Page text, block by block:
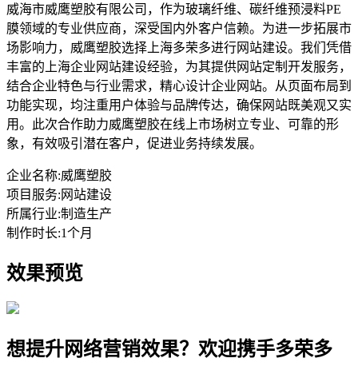
威海市威鹰塑胶有限公司，作为玻璃纤维、碳纤维预浸料PE
膜领域的专业供应商，深受国内外客户信赖。为进一步拓展市
场影响力，威鹰塑胶选择上海多荣多进行网站建设。我们凭借
丰富的上海企业网站建设经验，为其提供网站定制开发服务，
结合企业特色与行业需求，精心设计企业网站。从页面布局到
功能实现，均注重用户体验与品牌传达，确保网站既美观又实
用。此次合作助力威鹰塑胶在线上市场树立专业、可靠的形
象，有效吸引潜在客户，促进业务持续发展。
企业名称:威鹰塑胶
项目服务: 网站建设
所属行业:制造生产
制作时长:1个月
效果预览
想提升网络营销效果？欢迎携手多荣多